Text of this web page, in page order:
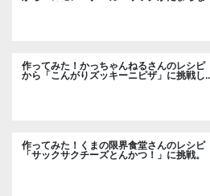
い」に挑戦。
作ってみた！かっちゃんねるさんのレシピ
から「こんがりズッキーニピザ」に挑戦し
作ってみた！くまの限界食堂さんのレシピ
「サックサクチーズとんかつ！」に挑戦。